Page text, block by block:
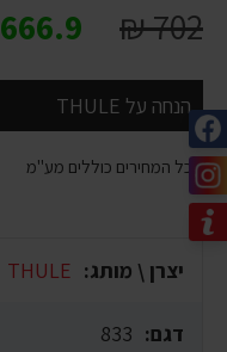
702
₪
666.9
הנחה על THULE
* כל המחירים כוללים מע"מ
יצרן \ מותג: THULE
דגם: 833